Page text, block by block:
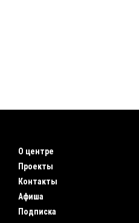
О центре
Проекты
Контакты
Афиша
Подписка